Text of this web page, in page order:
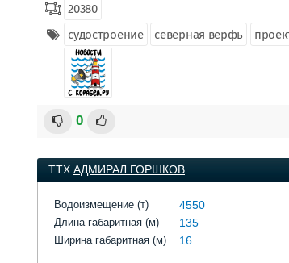
20380
судостроение
северная верфь
0
ТТХ АДМИРАЛ ГОРШКОВ
Водоизмещение (т) 4550
Длина габаритная (м) 135
Ширина габаритная (м) 16